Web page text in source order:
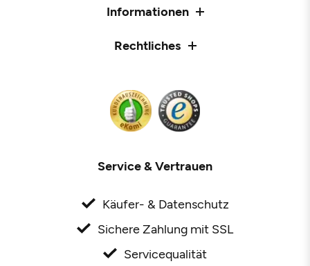
Informationen
Rechtliches
Service & Vertrauen
Käufer- & Datenschutz
Sichere Zahlung mit SSL
Servicequalität